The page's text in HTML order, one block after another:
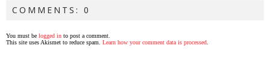
COMMENTS: 0
You must be logged in to post a comment.
This site uses Akismet to reduce spam. Learn how your comment data is processed